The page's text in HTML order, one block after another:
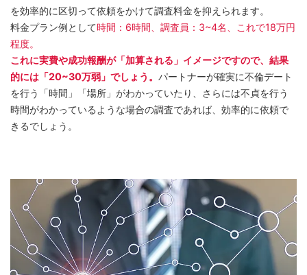
を効率的に区切って依頼をかけて調査料金を抑えられます。
料金プラン例として時間：6時間、調査員：3~4名、これで18万円
程度。
これに実費や成功報酬が「加算される」イメージですので、結果
的には「20~30万弱」でしょう。 パートナーが確実に不倫デート
を行う「時間」「場所」がわかっていたり、さらには不貞を行う
時間がわかっているような場合の調査であれば、効率的に依頼で
きるでしょう。